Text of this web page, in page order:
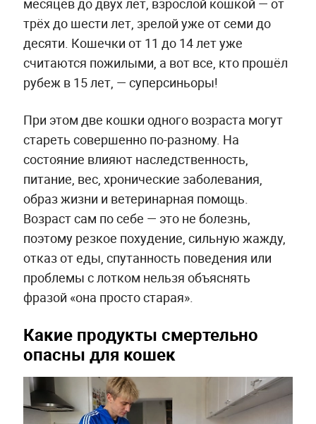
месяцев до двух лет, взрослой кошкой — от
трёх до шести лет, зрелой уже от семи до
десяти. Кошечки от 11 до 14 лет уже
считаются пожилыми, а вот все, кто прошёл
рубеж в 15 лет, — суперсиньоры!
При этом две кошки одного возраста могут
стареть совершенно по-разному. На
состояние влияют наследственность,
питание, вес, хронические заболевания,
образ жизни и ветеринарная помощь.
Возраст сам по себе — это не болезнь,
поэтому резкое похудение, сильную жажду,
отказ от еды, спутанность поведения или
проблемы с лотком нельзя объяснять
фразой «она просто старая».
Какие продукты смертельно
опасны для кошек